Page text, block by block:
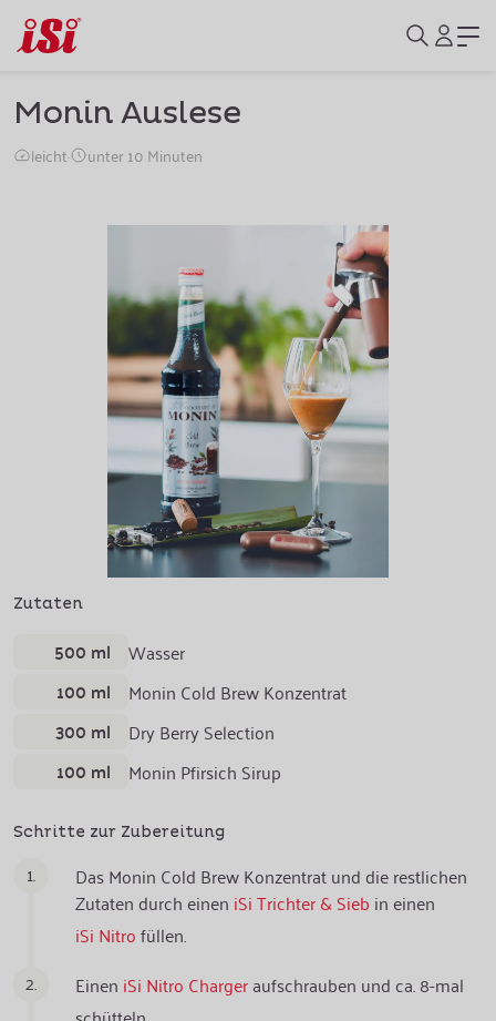
Monin Auslese
leicht· unter 10 Minuten
Zutaten
500 ml Wasser
100 ml Monin Cold Brew Konzentrat
300 ml Dry Berry Selection
100 ml Monin Pfirsich Sirup
Schritte zur Zubereitung
1.
Das Monin Cold Brew Konzentrat und die restlichen
Zutaten durch einen iSi Trichter & Sieb in einen
iSi Nitrofüllen.
2.
Einen iSi Nitro Chargeraufschrauben und ca. 8-mal